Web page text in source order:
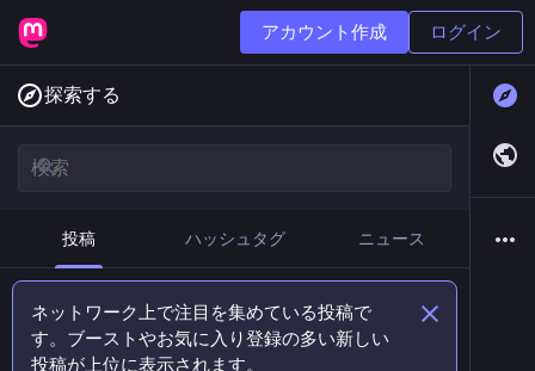
アカウント作成 ログイン
探索する
投稿 ハッシュタグ ニュース
ネットワーク上で注目を集めている投稿で
す。ブーストやお気に入り登録の多い新しい
投稿が上位に表示されます。